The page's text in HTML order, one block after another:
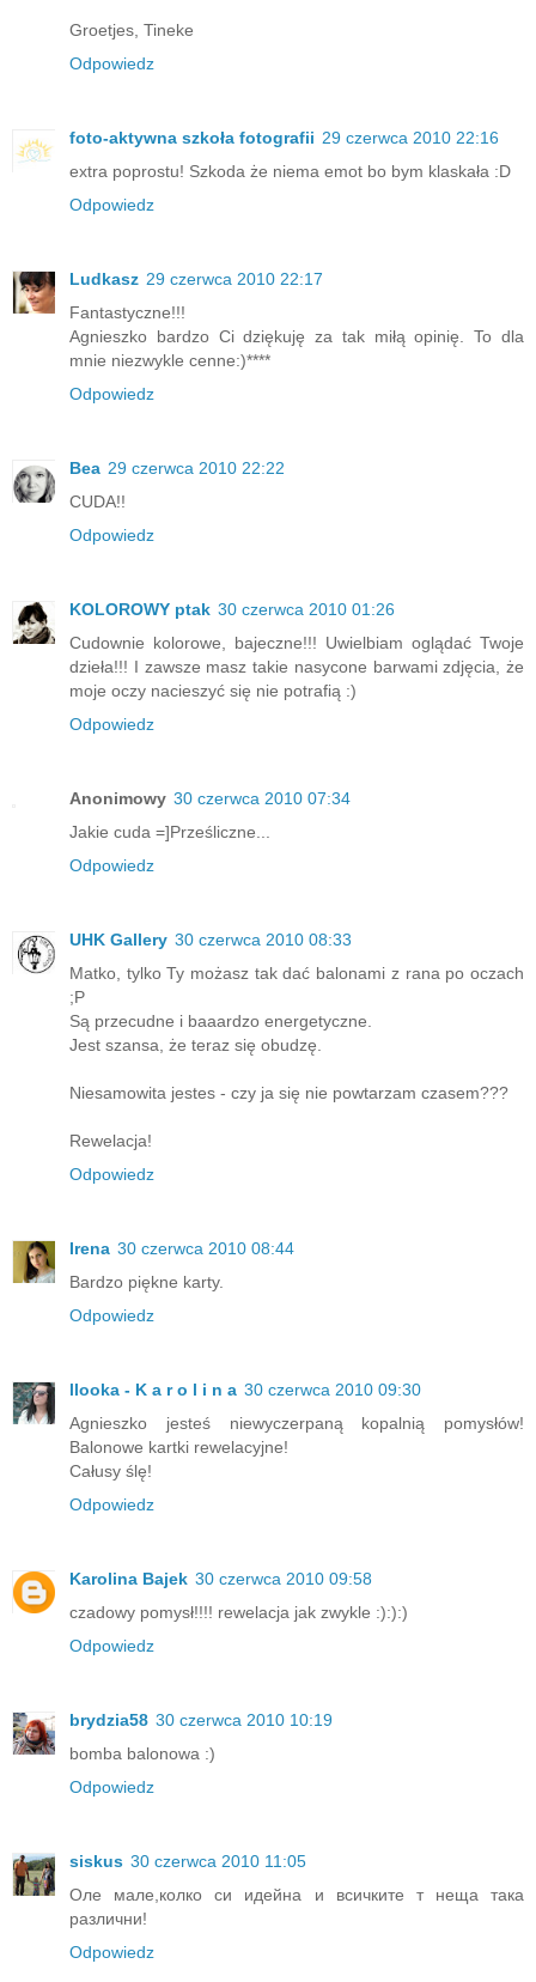
Groetjes, Tineke
Odpowiedz
foto-aktywna szkoła fotografii 29 czerwca 2010 22:16
extra poprostu! Szkoda że niema emot bo bym klaskała :D
Odpowiedz
Ludkasz 29 czerwca 2010 22:17
Fantastyczne!!!
Agnieszko bardzo Ci dziękuję za tak miłą opinię. To dla
mnie niezwykle cenne:)****
Odpowiedz
Bea 29 czerwca 2010 22:22
CUDA!!
Odpowiedz
KOLOROWY ptak 30 czerwca 2010 01:26
Cudownie kolorowe, bajeczne!!! Uwielbiam oglądać Twoje
dzieła!!! I zawsze masz takie nasycone barwami zdjęcia, że
moje oczy nacieszyć się nie potrafią :)
Odpowiedz
Anonimowy 30 czerwca 2010 07:34
Jakie cuda =]Prześliczne...
Odpowiedz
UHK Gallery 30 czerwca 2010 08:33
Matko, tylko Ty możasz tak dać balonami z rana po oczach
;P
Są przecudne i baaardzo energetyczne.
Jest szansa, że teraz się obudzę.
Niesamowita jestes - czy ja się nie powtarzam czasem???
Rewelacja!
Odpowiedz
Irena 30 czerwca 2010 08:44
Bardzo piękne karty.
Odpowiedz
llooka - K a r o l i n a 30 czerwca 2010 09:30
Agnieszko jesteś niewyczerpaną kopalnią pomysłów!
Balonowe kartki rewelacyjne!
Całusy ślę!
Odpowiedz
Karolina Bajek 30 czerwca 2010 09:58
czadowy pomysł!!!! rewelacja jak zwykle :):):)
Odpowiedz
brydzia58 30 czerwca 2010 10:19
bomba balonowa :)
Odpowiedz
siskus 30 czerwca 2010 11:05
Оле мале,колко си идейна и всичките т неща така
различни!
Odpowiedz